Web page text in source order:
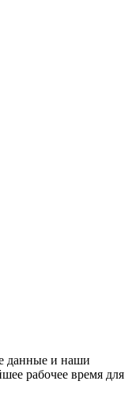
данные и наши
рабочее время для